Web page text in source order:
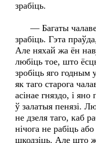
зрабіць.
— Багаты
зрабіць. Гэта
Але няхай жа ён
любіць тое, што
зробіць яго годным
як таго старога
асінае гняздо, і яно
ў залатыя пенязі.
не дзеля таго, каб
нічога не рабіць
шкодзіць. Але што